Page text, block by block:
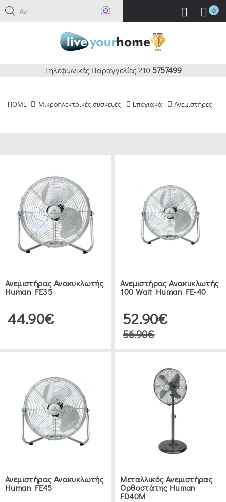
Αναζή 0
Τηλεφωνικές Παραγγελίες 210 5757499
HOME Μικροηλεκτρικές συσκευές Εποχιακά Ανεμιστήρες
Ανεμιστήρας Ανακυκλωτής
Human FE35
44.90€
Ανεμιστήρας Ανακυκλωτής
100 Watt Human FE-40
52.90€
56.90€
Ανεμιστήρας Ανακυκλωτής
Human FE45
Μεταλλικός Ανεμιστήρας
Ορθοστάτης Human
FD40M
ΔΕΙΤΕ 12 ΠΡΟΪΟΝΤΑ